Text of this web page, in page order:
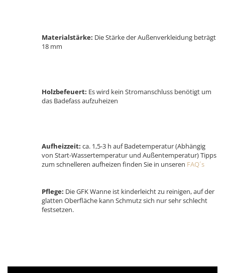
Materialstärke: Die Stärke der Außenverkleidung beträgt
18 mm
Holzbefeuert: Es wird kein Stromanschluss benötigt um
das Badefass aufzuheizen
Aufheizzeit: ca. 1,5-3 h auf Badetemperatur (Abhängig
von Start-Wassertemperatur und Außentemperatur) Tipps
zum schnelleren aufheizen finden Sie in unseren FAQ´s
Pflege: Die GFK Wanne ist kinderleicht zu reinigen, auf der
glatten Oberfläche kann Schmutz sich nur sehr schlecht
festsetzen.